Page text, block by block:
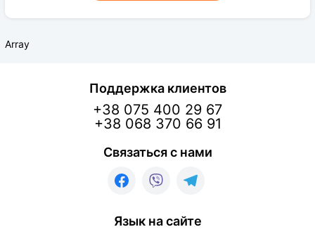
Array
Поддержка клиентов
+38 075 400 29 67
+38 068 370 66 91
Связаться с нами
Язык на сайте